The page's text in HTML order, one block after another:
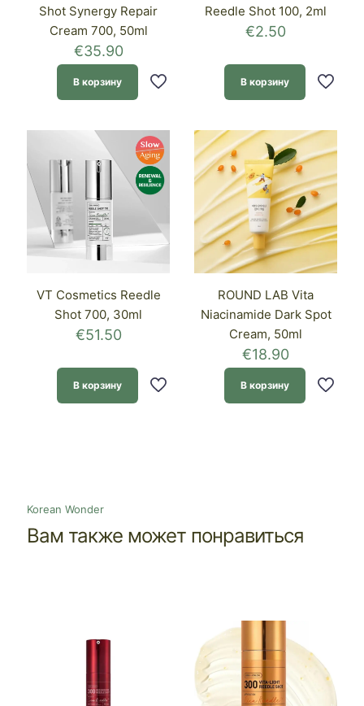
Shot Synergy Repair
Cream 700, 50ml
€35.90
В корзину
Reedle Shot 100, 2ml
€2.50
В корзину
VT Cosmetics Reedle
Shot 700, 30ml
€51.50
В корзину
ROUND LAB Vita
Niacinamide Dark Spot
Cream, 50ml
€18.90
В корзину
Korean Wonder
Вам также может понравиться